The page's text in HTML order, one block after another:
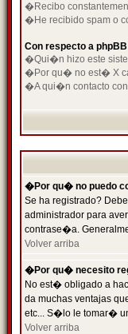
�Recibo
�He recibido spam o
Con respecto a
�Qui�n hizo este
�Por qu� no est� X
�A qui�n contacto con
�Por qu� no puedo
Se ha registrado?
administrador para
contrase�a.
Volver arriba
�Por qu� necesito
No est� obligado a
da muchas ventajas
etc... S�lo le tomar�
Volver arriba